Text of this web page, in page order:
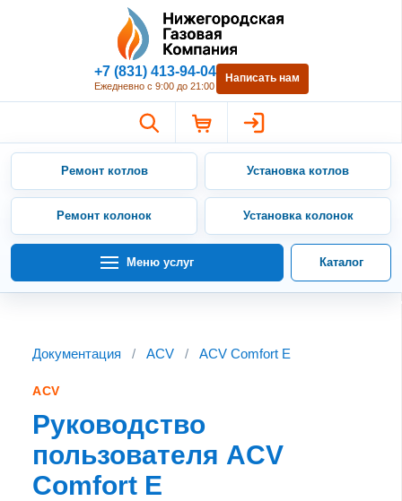
Нижегородская Газовая
+7 (831) 413-94-04
Ежедневно с 9:00 до 21:00
Написать нам
Ремонт котлов Установка котлов
Ремонт колонок Установка колонок
Меню услуг Каталог
Документация / ACV / ACV Comfort E
ACV
Руководство
пользователя ACV
Comfort E